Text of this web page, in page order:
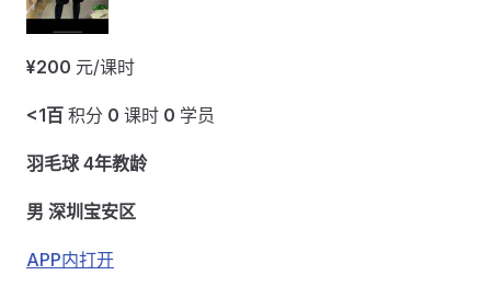
¥200 元/课时
<1百 积分 0 课时 0 学员
羽毛球 4年教龄
男 深圳宝安区
APP内打开